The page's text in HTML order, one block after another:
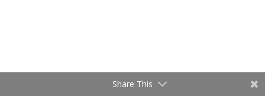
Share This